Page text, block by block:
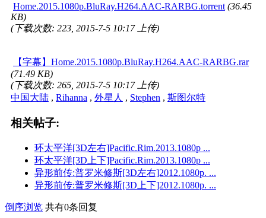
Home.2015.1080p.BluRay.H264.AAC-RARBG.torrent (36.45
KB)
(下载次数: 223, 2015-7-5 10:17 上传)
【字幕】Home.2015.1080p.BluRay.H264.AAC-RARBG.rar
(71.49 KB)
(下载次数: 265, 2015-7-5 10:17 上传)
中国大陆 , Rihanna , 外星人 , Stephen , 斯图尔特
相关帖子:
环太平洋[3D左右]Pacific.Rim.2013.1080p ...
环太平洋[3D上下]Pacific.Rim.2013.1080p ...
异形前传:普罗米修斯[3D左右]2012.1080p. ...
异形前传:普罗米修斯[3D上下]2012.1080p. ...
倒序浏览 共有0条回复